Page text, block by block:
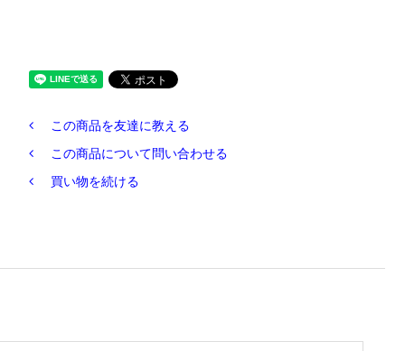
この商品を友達に教える
この商品について問い合わせる
買い物を続ける